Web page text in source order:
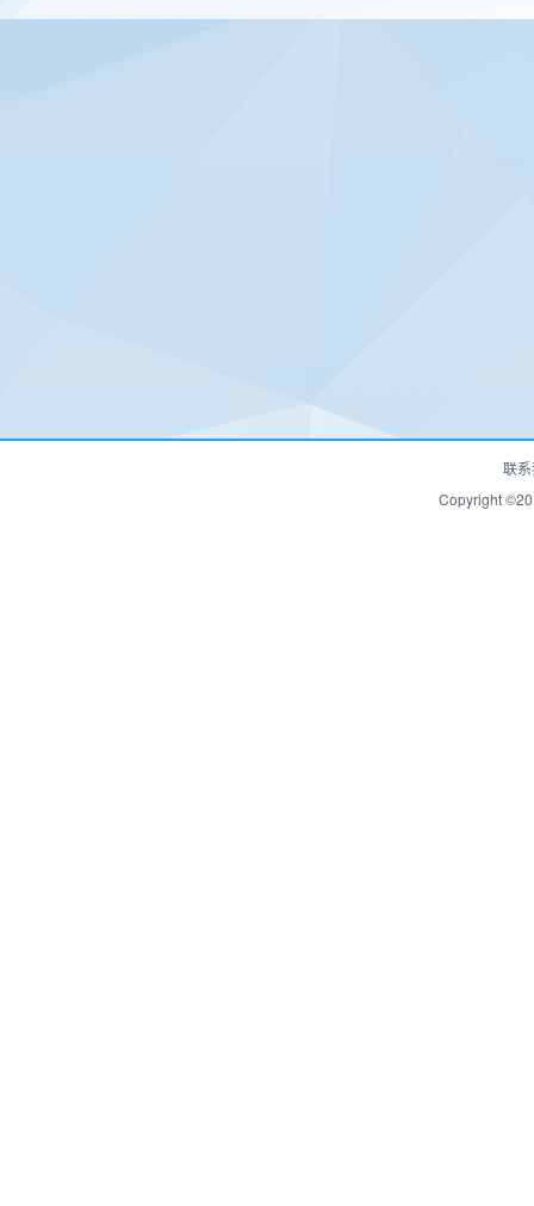
联
Copyright